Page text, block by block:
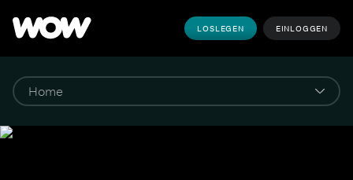
LOSLEGEN EINLOGGEN